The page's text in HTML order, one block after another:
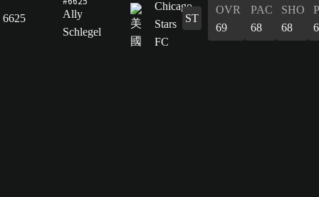
6625
Ally
Schlegel
ST
OVR
69
PAC
68
SHO
68